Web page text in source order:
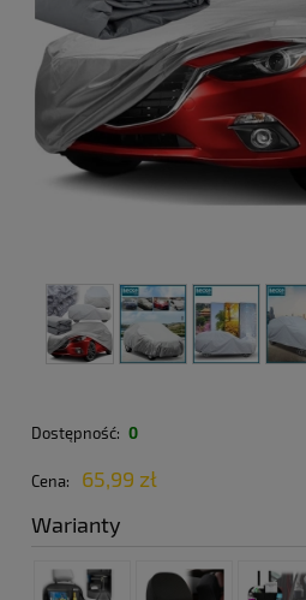
Dostępność: 0
Cena:
65,99 zł
Warianty